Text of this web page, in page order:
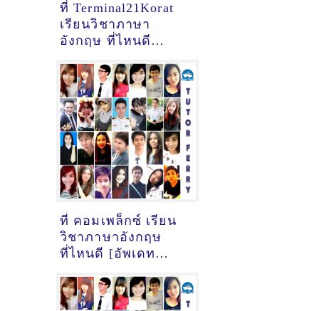
ที่ Terminal21Korat
เรียนวิชาภาษา
อังกฤษ ที่ไหนดี
ภาษาอังกฤษ
เมื่อ2/11/2024,
17:47:17]
ที่ คอมเพล็กซ์ เรียน
วิชาภาษาอังกฤษ
ที่ไหนดี [อัพเดท
อังกฤษ
เมื่อ2/11/2024,